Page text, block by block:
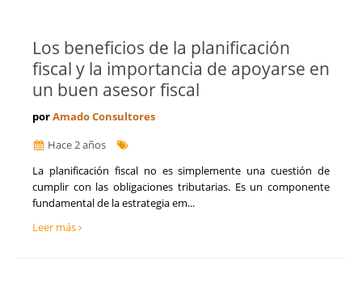
Los beneficios de la planificación
fiscal y la importancia de apoyarse en
un buen asesor fiscal
porAmado Consultores
Hace 2 años
La planificación fiscal no es simplemente una cuestión de
cumplir con las obligaciones tributarias. Es un componente
fundamental de la estrategia em...
Leer más